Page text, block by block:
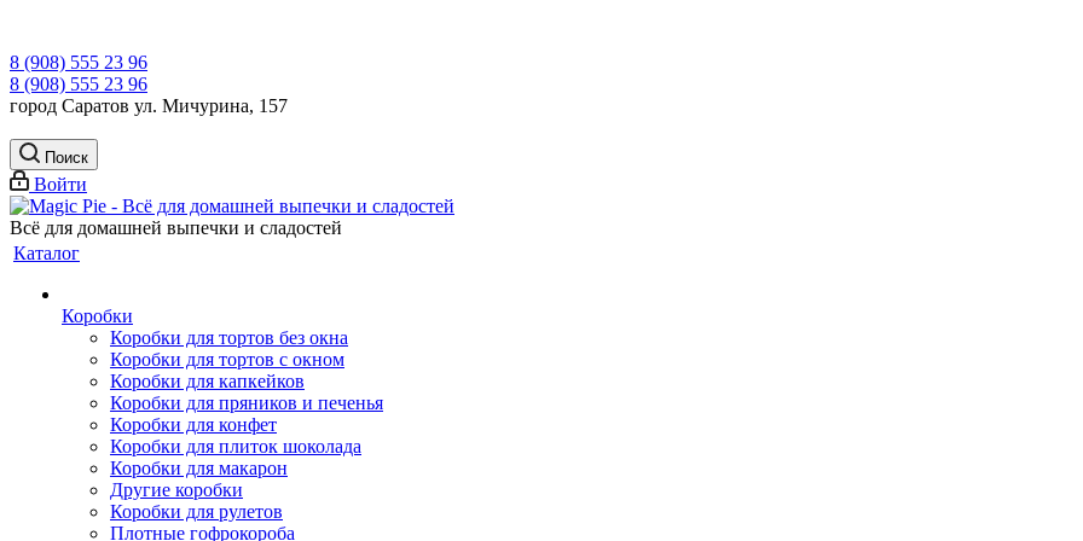
8 (908) 555 23 96
8 (908) 555 23 96
город Саратов ул. Мичурина, 157
Поиск
Войти
Всё для домашней выпечки и сладостей
Каталог
Коробки
Коробки для тортов без окна
Коробки для тортов с окном
Коробки для капкейков
Коробки для пряников и печенья
Коробки для конфет
Коробки для плиток шоколада
Коробки для макарон
Другие коробки
Коробки для рулетов
Плотные гофрокороба